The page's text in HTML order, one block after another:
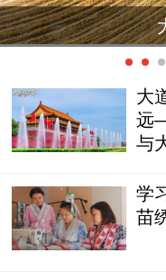
大
远
与
学
苗
贵州：